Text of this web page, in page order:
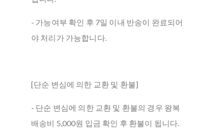
- 가능여부 확인 후 7일 이내 반송이 완료되어
야 처리가 가능합니다.
[단순 변심에 의한 교환 및 환불]
- 단순 변심에 의한 교환 및 환불의 경우 왕복
배송비 5,000원 입금 확인 후 환불이 됩니다.